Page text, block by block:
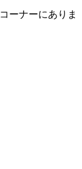
ーナーにありま